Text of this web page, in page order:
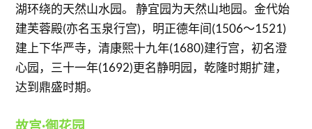
湖环绕的天然山水园。 静宜园为天然山地园。金代始
建芙蓉殿(亦名玉泉行宫)，明正德年间(1506～1521)
建上下华严寺，清康熙十九年(1680)建行宫，初名澄
心园，三十一年(1692)更名静明园，乾隆时期扩建，
达到鼎盛时期。
故宫·御花园